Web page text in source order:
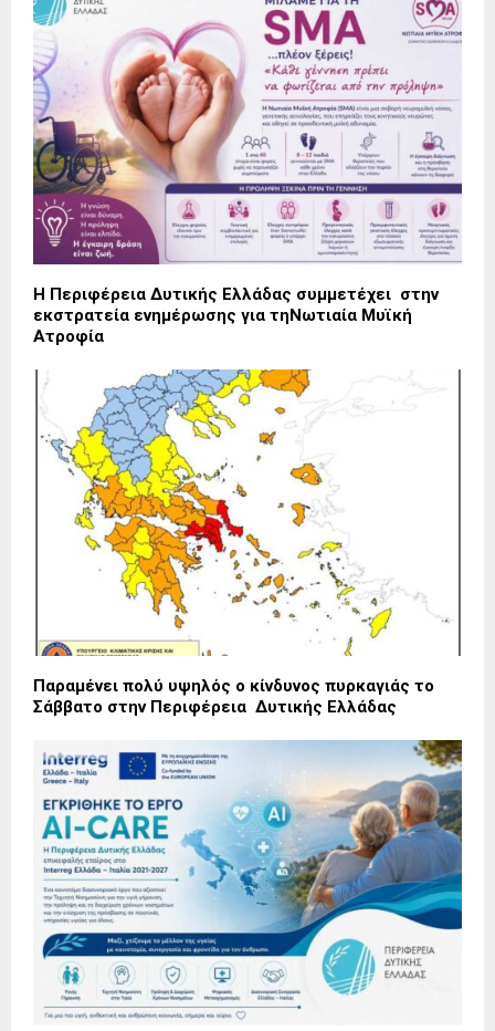
Η Περιφέρεια Δυτικής Ελλάδας συμμετέχει στην
εκστρατεία ενημέρωσης για τηΝωτιαία Μυϊκή
Ατροφία
Παραμένει πολύ υψηλός ο κίνδυνος πυρκαγιάς το
Σάββατο στην Περιφέρεια Δυτικής Ελλάδας